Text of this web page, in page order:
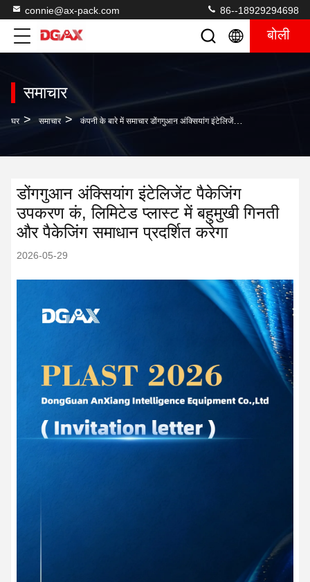
connie@ax-pack.com 86--18929294698
बोली
समाचार
घर > समाचार > कंपनी के बारे में समाचार डोंगगुआन अंक्सियांग इंटेलिजेंट पैकेजिंग उपकरण कं, लिमिटेड प्लास्ट में बहुमुखी गिनती और पैकेजिंग समाधान प्रदर्शित करेगा
डोंगगुआन अंक्सियांग इंटेलिजेंट पैकेजिंग
उपकरण कं, लिमिटेड प्लास्ट में बहुमुखी गिनती
और पैकेजिंग समाधान प्रदर्शित करेगा
2026-05-29